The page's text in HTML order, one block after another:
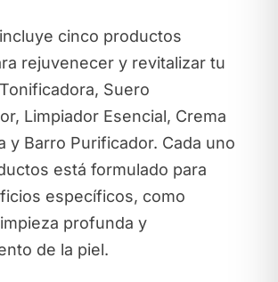
cinco productos
rejuvenecer y revitalizar tu
Suero
Limpiador Esencial, Crema
y Barro Purificador. Cada uno
está formulado para
específicos, como
profunda y
de la piel.